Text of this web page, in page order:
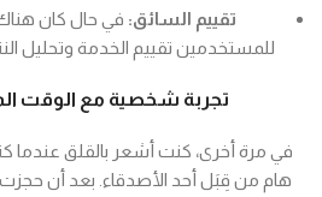
تقييم السائق: في حال كان
للمستخدمين تقييم الخدمة وتحليل
تجربة شخصية مع الوقت
في مرة أخرى، كنت أشعر بالقلق عندما
هام من قِبَل أحد الأصدقاء. بعد أن